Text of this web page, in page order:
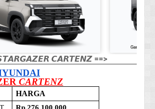
𝘾𝘼𝙍𝙏𝙀𝙉𝙕 ==>